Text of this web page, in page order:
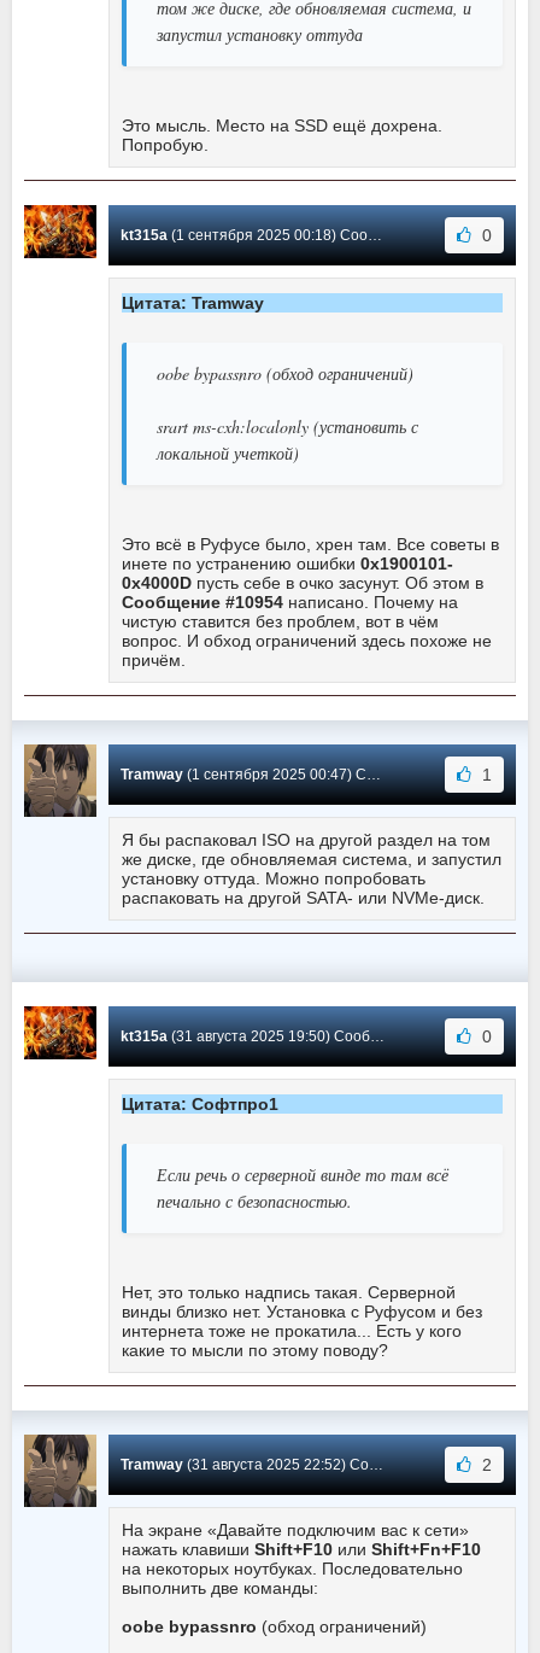
том же диске, где обновляемая система, и
запустил установку оттуда
Это мысль. Место на SSD ещё дохрена.
Попробую.
kt315a(1 сентября 2025 00:18) Сообщение #10955 0
Цитата: Tramway
oobe bypassnro (обход ограничений)
srart ms-cxh:localonly (установить с
локальной учеткой)
Это всё в Руфусе было, хрен там. Все советы в
инете по устранению ошибки 0х1900101-
0х4000D пусть себе в очко засунут. Об этом в
Сообщение #10954 написано. Почему на
чистую ставится без проблем, вот в чём
вопрос. И обход ограничений здесь похоже не
причём.
Tramway(1 сентября 2025 00:47) Сообщение #10954 1
Я бы распаковал ISO на другой раздел на том
же диске, где обновляемая система, и запустил
установку оттуда. Можно попробовать
распаковать на другой SATA- или NVMe-диск.
kt315a(31 августа 2025 19:50) Сообщение #10953 0
Цитата: Софтпро1
Если речь о серверной винде то там всё
печально с безопасностью.
Нет, это только надпись такая. Серверной
винды близко нет. Установка с Руфусом и без
интернета тоже не прокатила... Есть у кого
какие то мысли по этому поводу?
Tramway(31 августа 2025 22:52) Сообщение #10952 2
На экране «Давайте подключим вас к сети»
нажать клавиши Shift+F10 или Shift+Fn+F10
на некоторых ноутбуках. Последовательно
выполнить две команды:
oobe bypassnro (обход ограничений)